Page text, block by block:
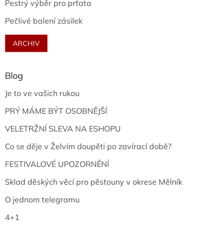
Pestrý výběr pro prťata
Pečlivé balení zásilek
ARCHIV
Blog
Je to ve vašich rukou
PRÝ MÁME BÝT OSOBNĚJŠÍ
VELETRŽNÍ SLEVA NA ESHOPU
Co se děje v Želvím doupěti po zavírací době?
FESTIVALOVÉ UPOZORNĚNÍ
Sklad děských věcí pro pěstouny v okrese Mělník
O jednom telegramu
4+1